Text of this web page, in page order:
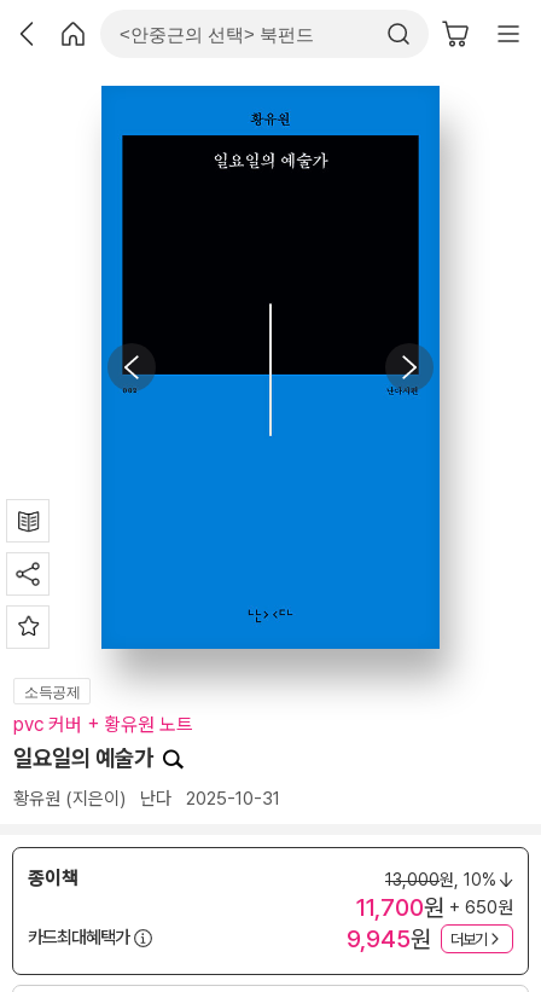
소득공제
pvc 커버 + 황유원 노트
일요일의 예술가
황유원 (지은이) 난다 2025-10-31
종이책 13,000원, 10%
11,700원 + 650원
카드최대혜택가
9,945원 더보기